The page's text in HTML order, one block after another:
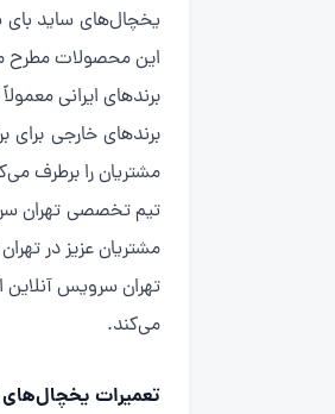
یخچال‌های ساید بای
این محصولات مطرح
برندهای ایرانی
برندهای خارجی برای
مشتریان را برطرف
مشتریان عزیز در
تهران سرویس آنلاین
می‌کند.
تعمیرات یخچال‌های